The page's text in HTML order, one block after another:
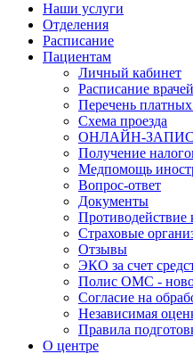
Наши услуги
Отделения
Расписание
Пациентам
Личный кабинет
Расписание врачей
Перечень
Схема проезда
ОНЛАЙН-
Получение
Медпомощь
Вопрос-ответ
Документы
Противодействие
Страховые
Отзывы
ЭКО за счет
Полис ОМС -
Согласие на
Независимая
Правила
О центре